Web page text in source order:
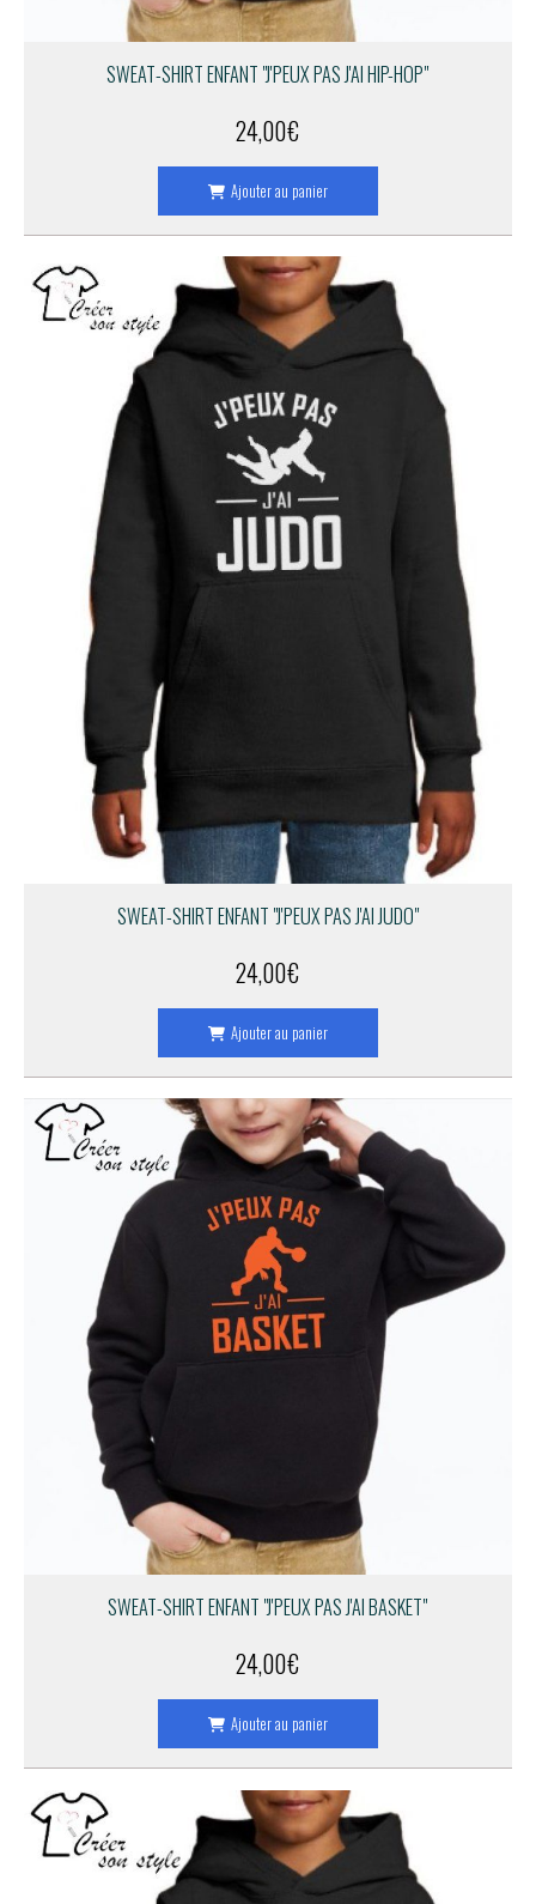
SWEAT-SHIRT ENFANT "J'PEUX PAS J'AI HIP-HOP"
24,00€
Ajouter au panier
SWEAT-SHIRT ENFANT "J'PEUX PAS J'AI JUDO"
24,00€
Ajouter au panier
SWEAT-SHIRT ENFANT "J'PEUX PAS J'AI BASKET"
24,00€
Ajouter au panier